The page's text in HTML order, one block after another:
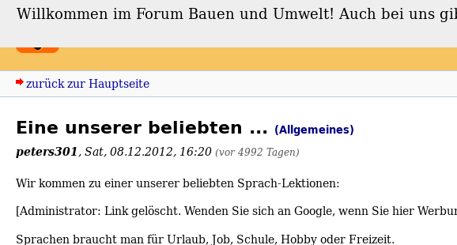
Forum Bauen und Umwelt
zurück zur Hauptseite
Eine unserer beliebten ... (Allgemeines)
peters301,Sat, 08.12.2012, 16:20 (vor 4992 Tagen)
Wir kommen zu einer unserer beliebten Sprach-Lektionen:
[Administrator: Link gelöscht. Wenden Sie sich an Google, wenn Sie hier
Sprachen braucht man für Urlaub, Job, Schule, Hobby oder Freizeit.
Willkommen im Forum Bauen und Umwelt! Auch bei uns